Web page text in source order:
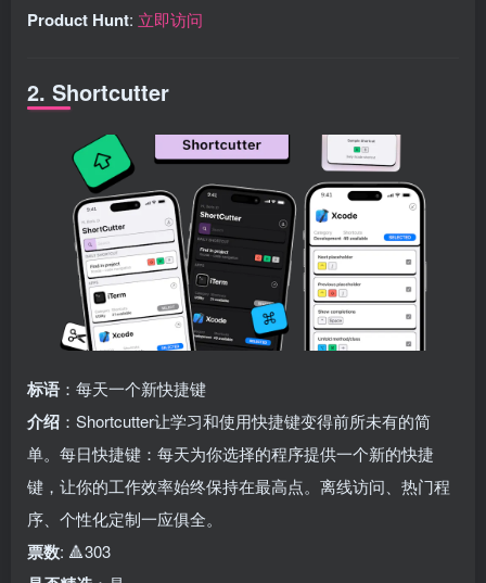
Product Hunt: 立即访问
2. Shortcutter
标语 ：每天一个新快捷键
介绍 ：Shortcutter让学习和使用快捷键变得前所未有的简
单。每日快捷键：每天为你选择的程序提供一个新的快捷
键，让你的工作效率始终保持在最高点。离线访问、热门程
序、个性化定制一应俱全。
票数: 🔺303